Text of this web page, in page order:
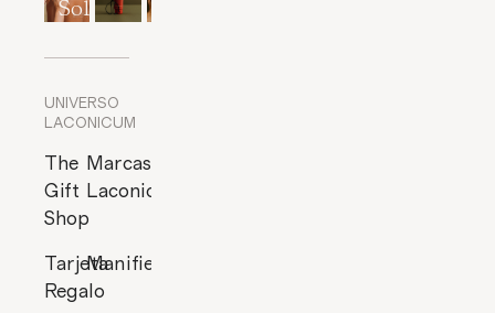
Solar
UNIVERSO
LACONICUM
The
Gift
Shop
Marcas
Laconicum
Tarjeta
Regalo
Manifiesto